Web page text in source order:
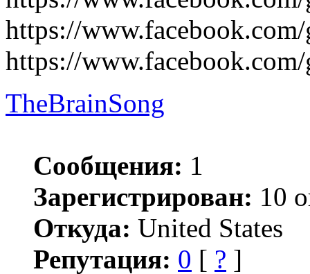
https://
https://
TheBrainSong
Сообщения: 1
Зарегистрирован: 10
Откуда: United States
Репутация: 0 [ ? ]